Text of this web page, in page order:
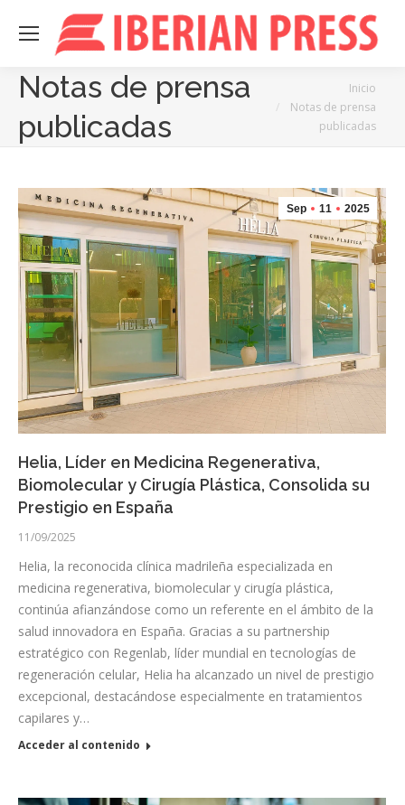
Notas de prensa
publicadas
Inicio
Notas de prensa
publicadas
Sep 11 2025
Helia, Líder en Medicina Regenerativa,
Biomolecular y Cirugía Plástica, Consolida su
Prestigio en España
11/09/2025
Helia, la reconocida clínica madrileña especializada en
medicina regenerativa, biomolecular y cirugía plástica,
continúa afianzándose como un referente en el ámbito de la
salud innovadora en España. Gracias a su partnership
estratégico con Regenlab, líder mundial en tecnologías de
regeneración celular, Helia ha alcanzado un nivel de prestigio
excepcional, destacándose especialmente en tratamientos
capilares y…
Acceder al contenido